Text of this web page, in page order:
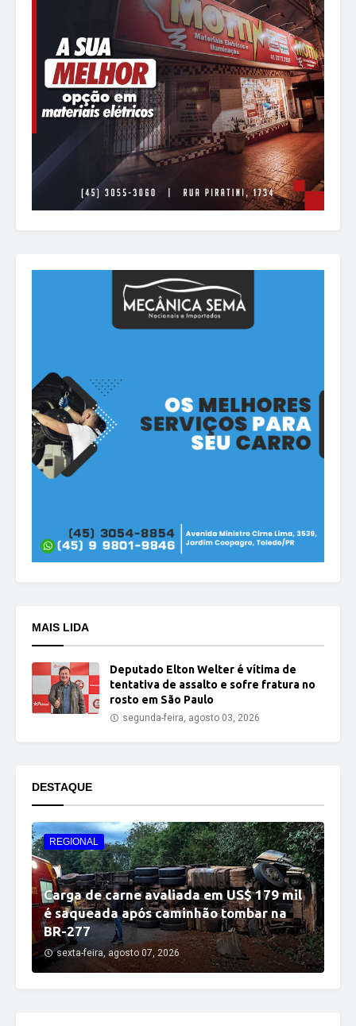
MAIS LIDA
Deputado Elton Welter é vítima de
tentativa de assalto e sofre fratura no
rosto em São Paulo
segunda-feira, agosto 03, 2026
DESTAQUE
REGIONAL
Carga de carne avaliada em US$ 179 mil
é saqueada após caminhão tombar na
BR-277
sexta-feira, agosto 07, 2026